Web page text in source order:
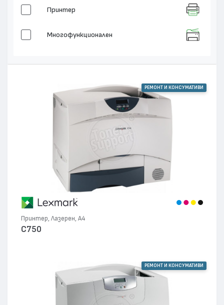
Принтер
Многофункционален
РЕМОНТ И КОНСУМАТИВИ
Принтер, Лазерен, А4
C750
РЕМОНТ И КОНСУМАТИВИ